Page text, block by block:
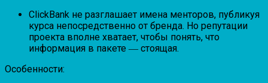
ClickBank не разглашает имена менторов, публикуя
курса непосредственно от бренда. Но репутации
проекта вполне хватает, чтобы понять, что
информация в пакете ― стоящая.
Особенности: